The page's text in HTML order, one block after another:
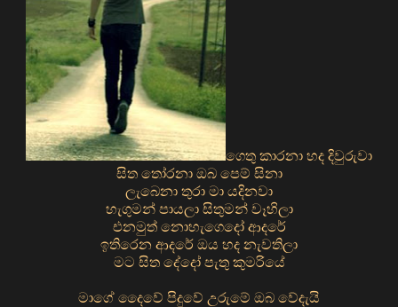
ගෙතු කාරනා හද දිවුරුවා
සිත තෝරනා ඔබ පෙම් සිනා
ලැබෙනා තුරා මා යදිනවා
හැගුමන් පායලා සිතුමන් වෑහිලා
එනමුත් නොහැගෙදෝ ආදරේ
ඉතිරෙන ආදරේ ඔය හද නැවතිලා
මට සිත දේදෝ පැතු කුමරියේ
මාගේ දෛවේ පිදුවේ උරුමේ ඔබ වේදැයි